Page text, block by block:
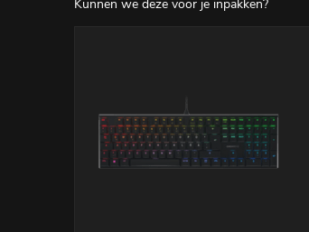
Kunnen we deze voor je inpakken?